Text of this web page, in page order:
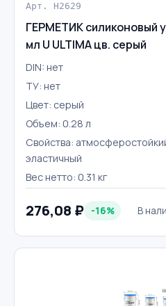
Арт. H2629
ГЕРМЕТИК силиконовый
мл U ULTIMA цв. серый
DIN: нет
ТУ: нет
Цвет: серый
Объем: 0.28 л
Свойства:
эластичный
Вес нетто: 0.31 кг
276,08 ₽ -16% В